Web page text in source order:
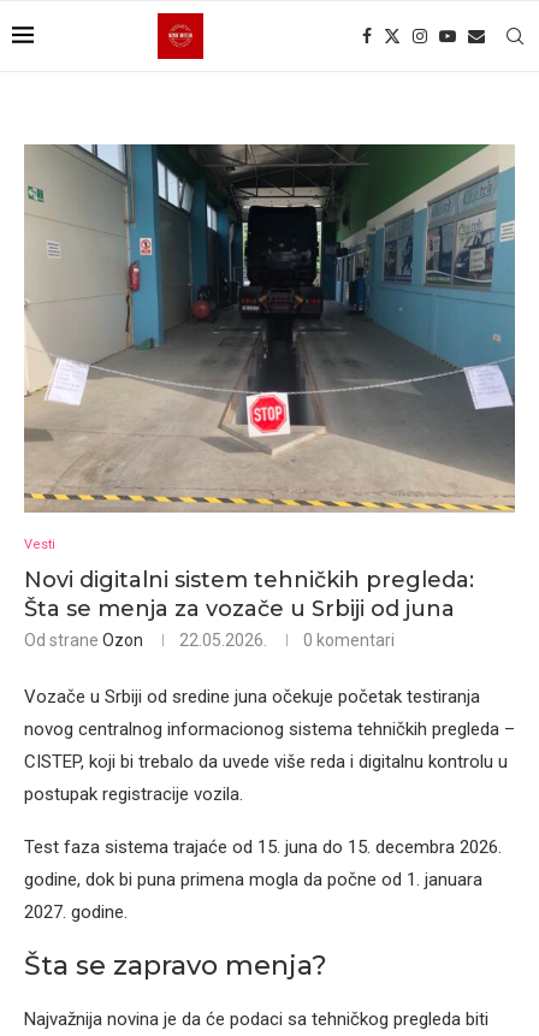
Vesti
Novi digitalni sistem tehničkih pregleda:
Šta se menja za vozače u Srbiji od juna
Od strane Ozon 22.05.2026. 0 komentari
Vozače u Srbiji od sredine juna očekuje početak testiranja
novog centralnog informacionog sistema tehničkih pregleda –
CISTEP, koji bi trebalo da uvede više reda i digitalnu kontrolu u
postupak registracije vozila.
Test faza sistema trajaće od 15. juna do 15. decembra 2026.
godine, dok bi puna primena mogla da počne od 1. januara
2027. godine.
Šta se zapravo menja?
Najvažnija novina je da će podaci sa tehničkog pregleda biti